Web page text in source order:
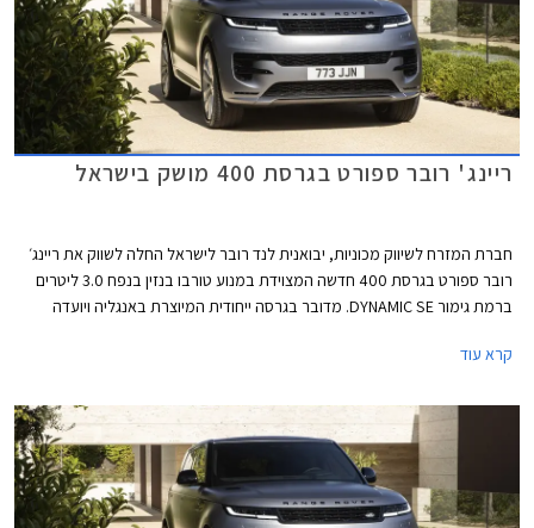
ריינג' רובר ספורט בגרסת 400 מושק בישראל
חברת המזרח לשיווק מכוניות, יבואנית לנד רובר לישראל החלה לשווק את ריינג׳
רובר ספורט בגרסת 400 חדשה המצוידת במנוע טורבו בנזין בנפח 3.0 ליטרים
ברמת גימור DYNAMIC SE. מדובר בגרסה ייחודית המיוצרת באנגליה ויועדה
והעדכונים הנדרשים לתקן האירופאי - אלומת אור סימטרית, תחנות רדיו זוגיות,
קרא עוד